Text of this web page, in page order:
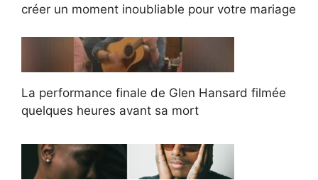
créer un moment inoubliable pour votre mariage
La performance finale de Glen Hansard filmée
quelques heures avant sa mort